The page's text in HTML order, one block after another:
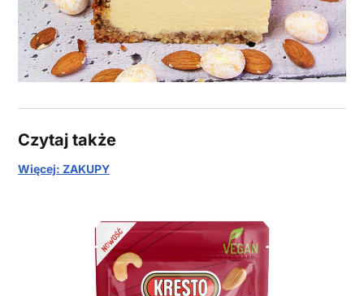
Czytaj także
Więcej: ZAKUPY